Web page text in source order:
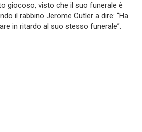
giocoso, visto che il suo funerale è
il rabbino Jerome Cutler a dire: “Ha
in ritardo al suo stesso funerale”.